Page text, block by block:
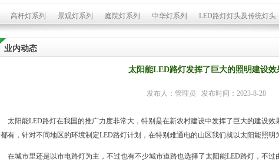
高杆灯系列 景观灯系列 庭院灯系列 中华灯系列 LED路灯灯头及传统灯头
业内动态
太阳能LED路灯发挥了巨大的照明建设效
发布人：管理员 发布时间：2023-8-28
太阳能LED路灯在我国的推广力度非常大，特别是在新农村建设中发挥了巨大的建设
都有，针对不同地区的环境制定LED路灯计划，在特别难通电的山区我们就以太阳能照明
在城市里还是以市电路灯为主，不过也有不少城市道路也选择了太阳能LED路灯，不过